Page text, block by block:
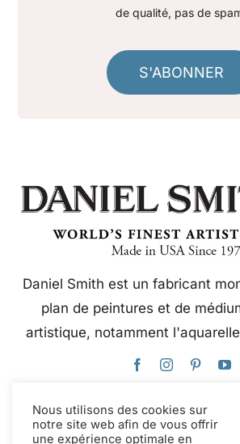
de qualité, pas de
S'ABONNER
Daniel Smith est un fabricant
plan de peintures et de
artistique, notamment
Ce site web utilise Google
Nous utilisons des cookies sur
notre site web afin de vous offrir
une expérience optimale en